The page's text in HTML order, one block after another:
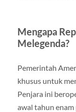
Mengapa
Melegenda?
Pemerintah
khusus untuk
Penjara ini
awal tahun